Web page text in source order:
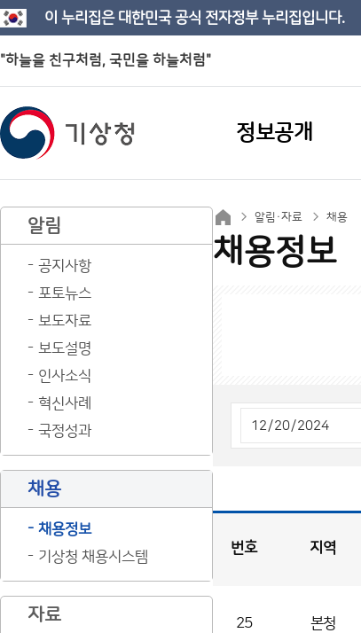
이 누리집은 대한민국 공식 전자정부 누리집입니다.
"하늘을 친구처럼, 국민을 하늘처럼"
정보공개
알림
공지사항
포토뉴스
보도자료
보도설명
인사소식
혁신사례
국정성과
채용
채용정보
기상청 채용시스템
자료
알림·자료 채용
채용정보
시
판
번호 지역
25 본청